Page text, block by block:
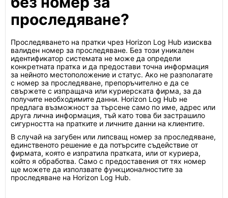
проследяване?
Проследяването на пратки чрез Horizon Log Hub изисква
валиден номер за проследяване. Без този уникален
идентификатор системата не може да определи
конкретната пратка и да предостави точна информация
за нейното местоположение и статус. Ако не разполагате
с номер за проследяване, препоръчително е да се
свържете с изпращача или куриерската фирма, за да
получите необходимите данни. Horizon Log Hub не
предлага възможност за търсене само по име, адрес или
друга лична информация, тъй като това би застрашило
сигурността на пратките и личните данни на клиентите.
В случай на загубен или липсващ номер за проследяване,
единственото решение е да потърсите съдействие от
фирмата, която е изпратила пратката, или от куриера,
който я обработва. Само с предоставения от тях номер
ще можете да използвате функционалностите за
проследяване на Horizon Log Hub.